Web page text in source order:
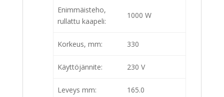
Enimmäisteho,
rullattu kaapeli:
1000 W
Korkeus, mm: 330
Käyttöjännite: 230 V
Leveys mm: 165.0